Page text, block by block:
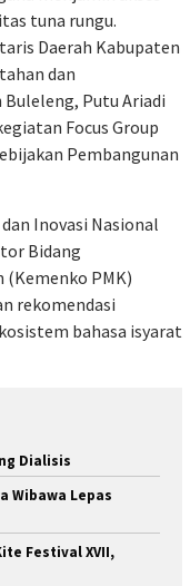
tuna rungu.
Daerah Kabupaten
dan
Putu Ariadi
Focus Group
Pembangunan
Inovasi Nasional
Bidang
(Kemenko PMK)
rekomendasi
bahasa isyarat
Dialisis
Wibawa Lepas
Festival XVII,